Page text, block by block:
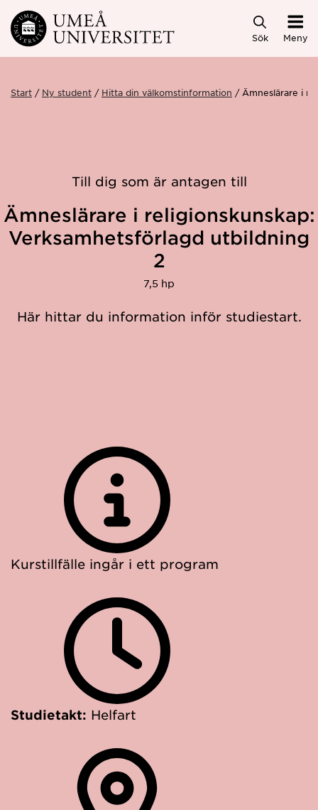
Hoppa direkt till innehållet
Sök Meny
Start Ny student Hitta din välkomstinformation Ämneslärare i
Till dig som är antagen till
Ämneslärare i religionskunskap:
Verksamhetsförlagd utbildning
2
7,5 hp
Här hittar du information inför studiestart.
Kurstillfälle ingår i ett program
Studietakt: Helfart